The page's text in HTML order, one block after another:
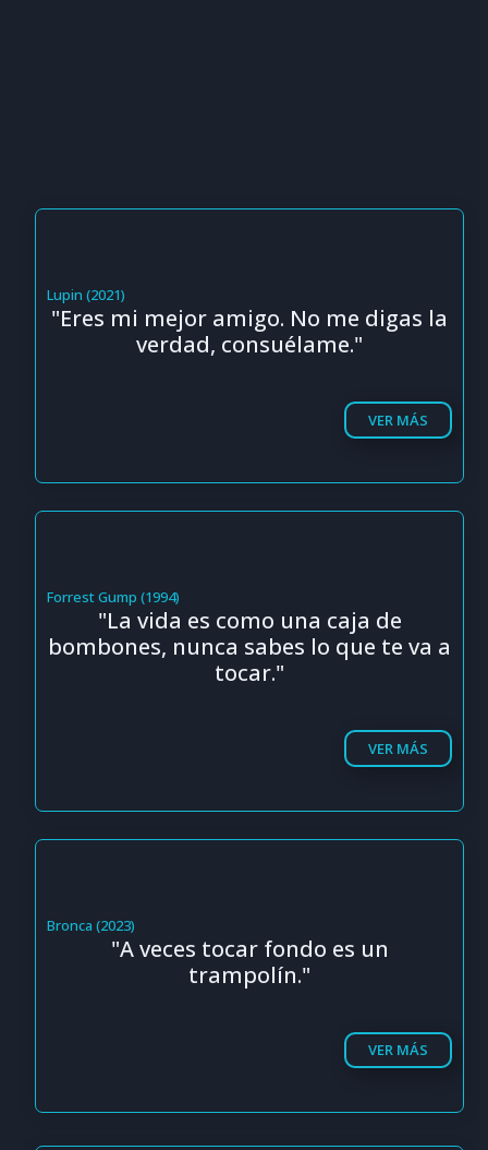
Lupin (2021)
"Eres mi mejor amigo. No me digas la
verdad, consuélame."
VER MÁS
Forrest Gump (1994)
"La vida es como una caja de
bombones, nunca sabes lo que te va a
tocar."
VER MÁS
Bronca (2023)
"A veces tocar fondo es un
trampolín."
VER MÁS